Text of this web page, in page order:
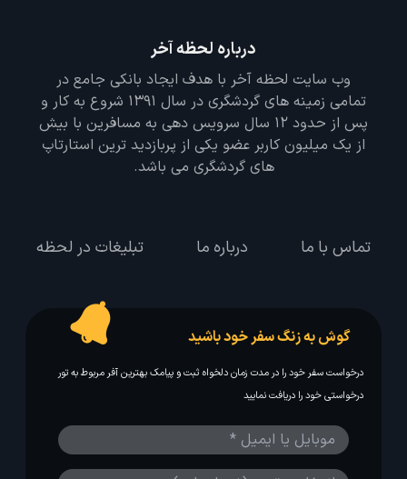
درباره لحظه آخر
وب سایت لحظه آخر با هدف ایجاد بانکی جامع در
تمامی زمینه های گردشگری در سال 1391 شروع به کار و
پس از حدود 12 سال سرویس دهی به مسافرین با بیش
از یک میلیون کاربر عضو یکی از پربازدید ترین استارتاپ
های گردشگری می باشد.
تماس با ما درباره ما تبلیغات در لحظه
گوش به زنگ سفر خود باشید
درخواست سفر خود را در مدت زمان دلخواه ثبت و پیامک بهترین آفر مربوط به تور
درخواستی خود را دریافت نمایید